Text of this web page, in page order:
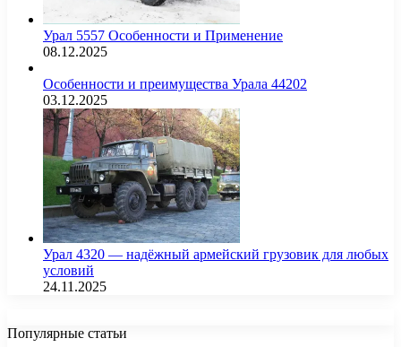
Урал 5557 Особенности и Применение
08.12.2025
Особенности и преимущества Урала 44202
03.12.2025
Урал 4320 — надёжный армейский грузовик для любых
условий
24.11.2025
Популярные статьи